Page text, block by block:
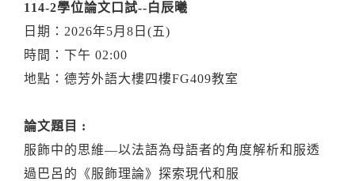
114-2學位論文口試--白辰曦
日期：2026年5月8日(五)
時間：下午 02:00
地點：德芳外語大樓四樓FG409教室
論文題目 :
服飾中的思維—以法語為母語者的角度解析和服透
過巴呂的《服飾理論》探索現代和服